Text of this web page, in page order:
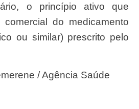
o princípio ativo que
do medicamento
ou similar) prescrito pelo
/ Agência Saúde